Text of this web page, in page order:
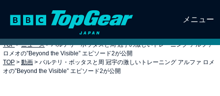
メニュー
TOP > ニュース > バルテリ・ボッタスと周 冠宇の激しいトレーニング アルファ
ロメオの”Beyond the Visible” エピソード2が公開
TOP > 動画 > バルテリ・ボッタスと周 冠宇の激しいトレーニング アルファ ロメ
オの”Beyond the Visible” エピソード2が公開